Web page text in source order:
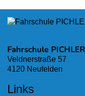
Fahrschule
Veldnerstraße 57
4120 Neufelden
Links